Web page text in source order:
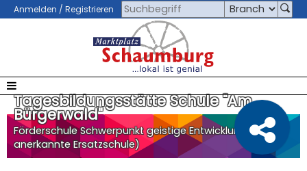
Anmelden / Registrieren
Tagesbildungsstätte Schule "Am
Bürgerwald"
Förderschule Schwerpunkt geistige Entwicklung (staatl.
anerkannte Ersatzschule)